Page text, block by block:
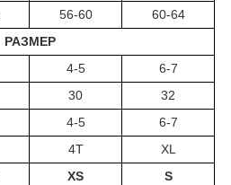
56-60
60-64
РАЗМЕР
4-5
6-7
30
32
4-5
6-7
4T
XL
XS S